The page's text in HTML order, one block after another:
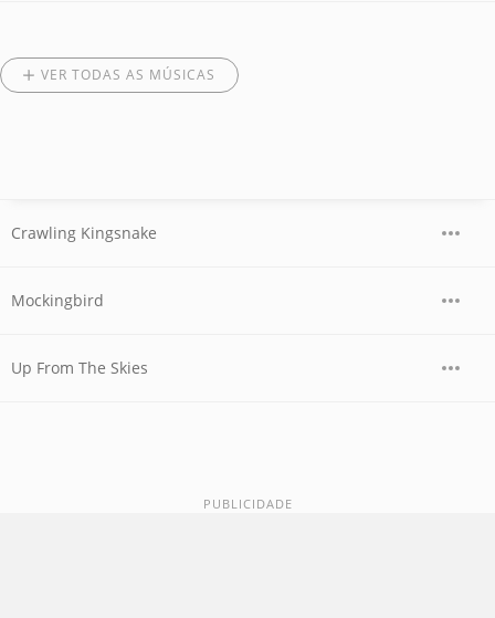
VER TODAS AS MÚSICAS
Crawling Kingsnake
Mockingbird
Up From The Skies